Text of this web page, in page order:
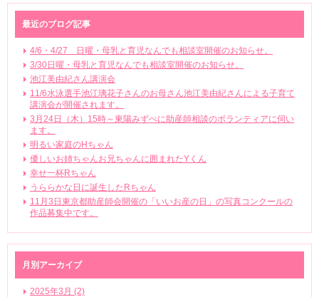
最近のブログ記事
4/6・4/27 日曜・母乳と育児なんでも相談室開催のお知らせ。
3/30日曜・母乳と育児なんでも相談室開催のお知らせ。
池江美由紀さん講演会
11/6水泳選手池江璃花子さんのお母さん池江美由紀さんによる子育て
講演会が開催されます。
3月24日（木）15時～東陽みずべに助産師相談のボランティアに伺い
ます。
明るい家庭のHちゃん
優しいお姉ちゃんお兄ちゃんに囲まれたYくん
幸せ一杯Rちゃん
うららかな日に誕生したRちゃん
11月3日東京都助産師会開催の「いいお産の日」の写真コンクールの
作品募集中です。
月別アーカイブ
2025年3月 (2)